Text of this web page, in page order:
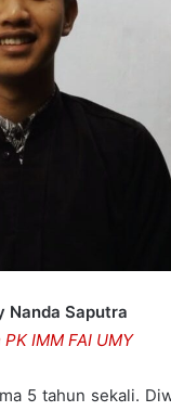
Nanda Saputra
IMM FAI UMY
5 tahun sekali.